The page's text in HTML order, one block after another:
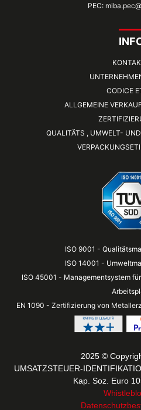
PEC:
CODICE
ALLGEMEINE
QUALITÄTS , UMWELT-
ISO 9001 -
ISO 14001 -
ISO 45001 - Managementsystem
EN 1090 - Zertifizierung von
2025 ©
UMSATZSTEUER-
Kap. Soz. Euro